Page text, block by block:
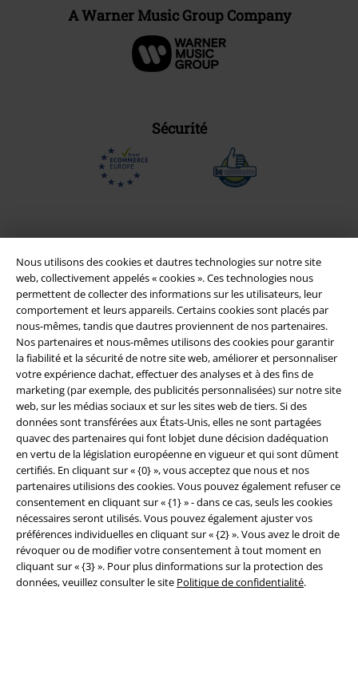
Nous utilisons des cookies et dautres technologies sur notre site
web, collectivement appelés « cookies ». Ces technologies nous
permettent de collecter des informations sur les utilisateurs, leur
comportement et leurs appareils. Certains cookies sont placés par
nous-mêmes, tandis que dautres proviennent de nos partenaires.
Nos partenaires et nous-mêmes utilisons des cookies pour garantir
la fiabilité et la sécurité de notre site web, améliorer et personnaliser
votre expérience dachat, effectuer des analyses et à des fins de
marketing (par exemple, des publicités personnalisées) sur notre site
web, sur les médias sociaux et sur les sites web de tiers. Si des
données sont transférées aux États-Unis, elles ne sont partagées
quavec des partenaires qui font lobjet dune décision dadéquation
en vertu de la législation européenne en vigueur et qui sont dûment
certifiés. En cliquant sur « {0} », vous acceptez que nous et nos
partenaires utilisions des cookies. Vous pouvez également refuser ce
consentement en cliquant sur « {1} » - dans ce cas, seuls les cookies
nécessaires seront utilisés. Vous pouvez également ajuster vos
préférences individuelles en cliquant sur « {2} ». Vous avez le droit de
révoquer ou de modifier votre consentement à tout moment en
cliquant sur « {3} ». Pour plus dinformations sur la protection des
données, veuillez consulter le site Politique de confidentialité.
A Warner Music Group Company
Sécurité
Légal
Conditions générales
Éditeur
Clauses de confidentialité
Élimination des déchets et protection de l'environnement
Déclaration de Conformité
Informations sur l'accessibilité